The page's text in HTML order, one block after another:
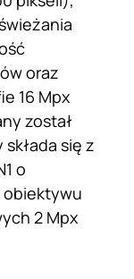
oraz
16 Mpx
został
się z
o
obiektywu
2 Mpx